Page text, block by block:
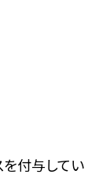
を付与してい